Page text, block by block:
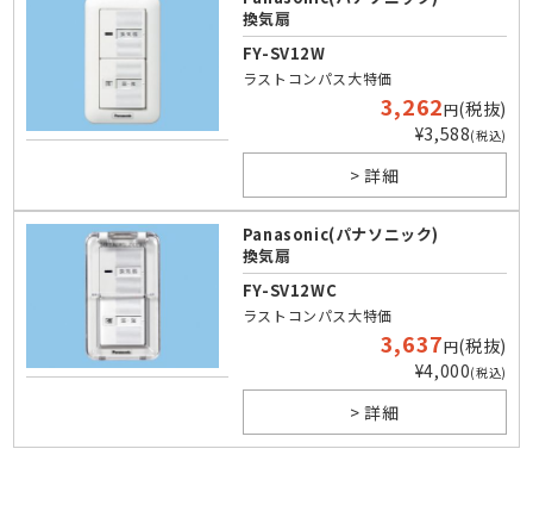
換気扇
FY-SV12W
ラストコンパス大特価
3,262円(税抜)
¥3,588(税込)
> 詳細
Panasonic(パナソニック)
換気扇
FY-SV12WC
ラストコンパス大特価
3,637円(税抜)
¥4,000(税込)
> 詳細